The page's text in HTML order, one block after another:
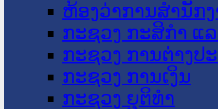
ຫ້ອງວ່າການສຳນັກ
ກະຊວງ ກະສິກຳ ແ
ກະຊວງ ການຕ່າງປ
ກະຊວງ ການເງິນ
ກະຊວງ ຍຸຕິທໍາ